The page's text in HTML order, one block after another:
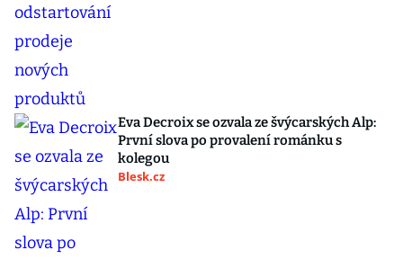
Eva Decroix se ozvala ze švýcarských Alp:
První slova po provalení románku s
kolegou
Blesk.cz